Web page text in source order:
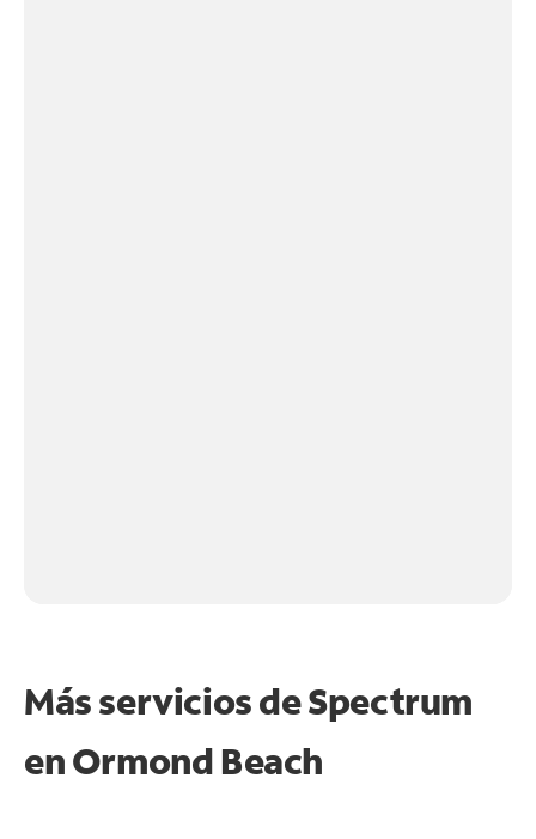
Más servicios de Spectrum
enOrmond Beach